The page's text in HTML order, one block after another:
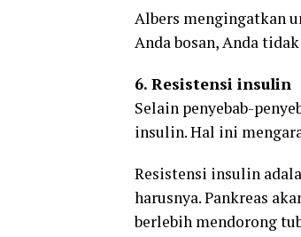
Albers mengingatkan
Anda bosan, Anda
6. Resistensi insulin
Selain penyebab-
insulin. Hal ini
Resistensi insulin
harusnya. Pankreas
berlebih mendorong